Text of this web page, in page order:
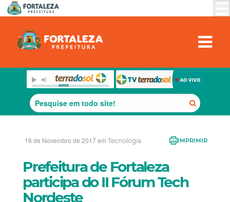
16 de Novembro de 2017 em Tecnologia IMPRIMIR
Prefeitura de Fortaleza
participa do II Fórum Tech
Nordeste